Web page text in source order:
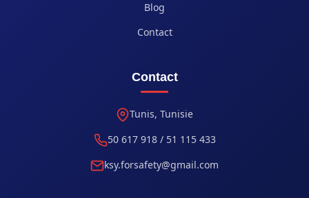
Blog
Contact
Contact
Tunis, Tunisie
50 617 918 / 51 115 433
ksy.forsafety@gmail.com